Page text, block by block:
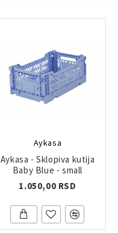
Aykasa
Aykasa - Sklopiva kutija
Baby Blue - small
1.050,00 RSD